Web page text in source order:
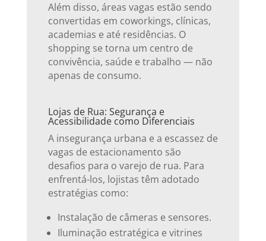
Além disso, áreas vagas estão sendo
convertidas em coworkings, clínicas,
academias e até residências. O
shopping se torna um centro de
convivência, saúde e trabalho — não
apenas de consumo.
Lojas de Rua: Segurança e
Acessibilidade como Diferenciais
A insegurança urbana e a escassez de
vagas de estacionamento são
desafios para o varejo de rua. Para
enfrentá-los, lojistas têm adotado
estratégias como:
Instalação de câmeras e sensores.
Iluminação estratégica e vitrines